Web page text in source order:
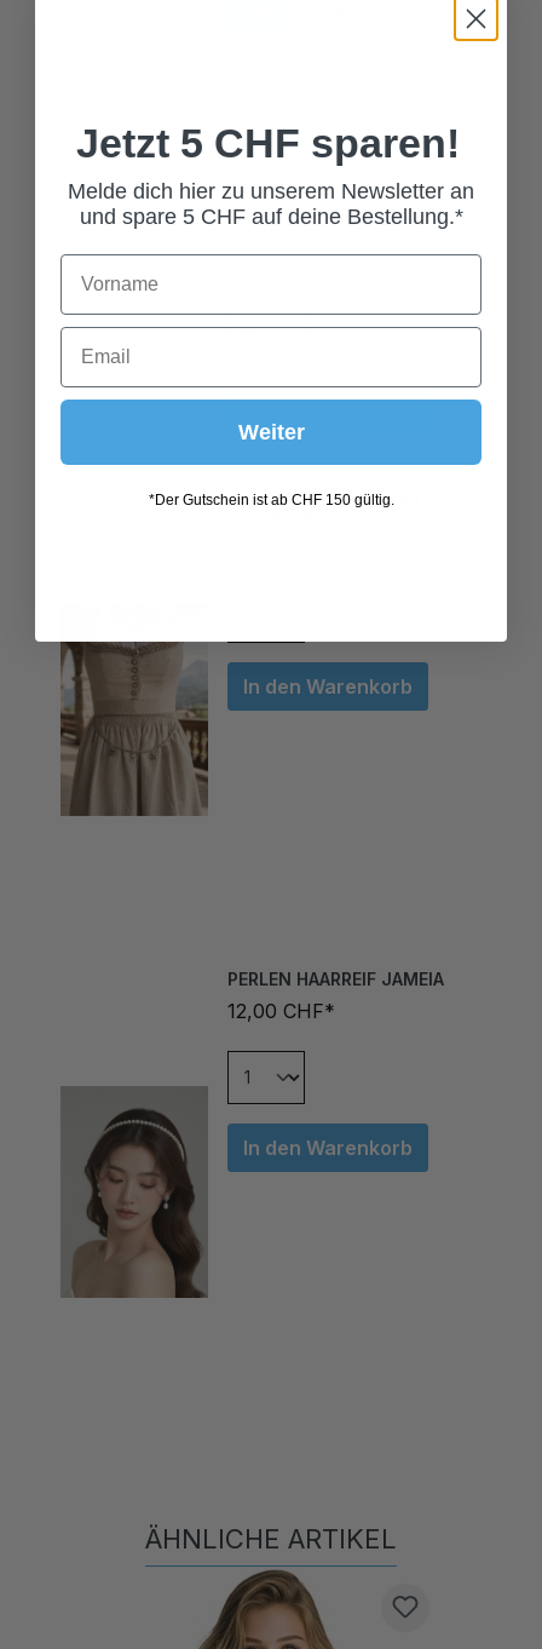
80B 80C 80D
85A 85B 85C
In den Warenkorb
DIRNDL SCHÜRZENKETTE
ALTSILBER
In den Warenkorb
12,00 CHF*
In den Warenkorb
Produktgalerie überspringen
Jetzt 5 CHF sparen!
Melde dich hier zu unserem Newsletter an
und spare 5 CHF auf deine Bestellung.*
Weiter
*Der Gutschein ist ab CHF 150 gültig.